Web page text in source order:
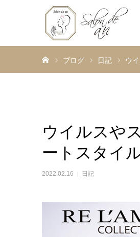
ブログ 日記 ウ
ウイルスや
ートスタイ
2022.02.16 日記